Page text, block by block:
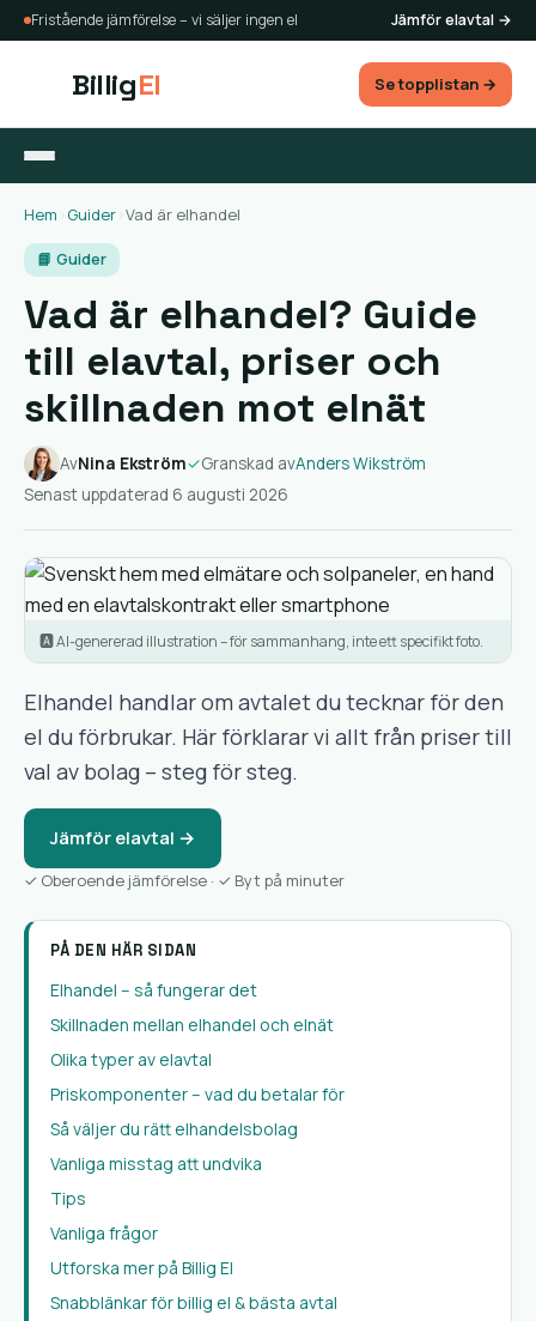
Fristående jämförelse – vi säljer ingen el Jämför elavtal →
BilligEl Se topplistan →
Hem Guider Vad är elhandel
📘 Guider
Vad är elhandel? Guide
till elavtal, priser och
skillnaden mot elnät
AvNina Ekström✓Granskad avAnders Wikström
Senast uppdaterad 6 augusti 2026
🅰️ AI-genererad illustration – för sammanhang, inte ett specifikt foto.
Elhandel handlar om avtalet du tecknar för den
el du förbrukar. Här förklarar vi allt från priser till
val av bolag – steg för steg.
Jämför elavtal →
✓ Oberoende jämförelse · ✓ Byt på minuter
PÅ DEN HÄR SIDAN
Elhandel – så fungerar det
Skillnaden mellan elhandel och elnät
Olika typer av elavtal
Priskomponenter – vad du betalar för
Så väljer du rätt elhandelsbolag
Vanliga misstag att undvika
Tips
Vanliga frågor
Utforska mer på Billig El
Snabblänkar för billig el & bästa avtal